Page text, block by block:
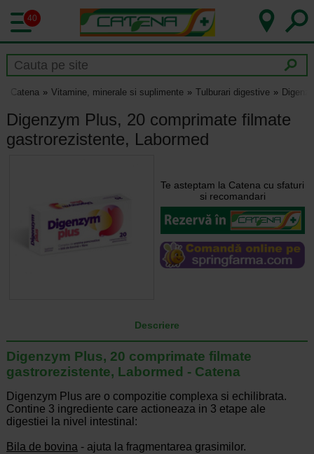
40
Catena Vitamine, minerale si suplimente Tulburari digestive
Digenzym Plus, 20 comprimate filmate
gastrorezistente, Labormed
Te asteptam la Catena cu sfaturi
si recomandari
Descriere
Digenzym Plus, 20 comprimate filmate
gastrorezistente, Labormed - Catena
Digenzym Plus are o compozitie complexa si echilibrata.
Contine 3 ingrediente care actioneaza in 3 etape ale
digestiei la nivel intestinal:
Bila de bovina - ajuta la fragmentarea grasimilor.